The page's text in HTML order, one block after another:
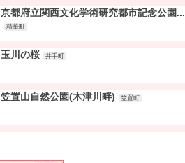
京都府立関西文化学術研究都市記念公園...
精華町
玉川の桜 井手町
笠置山自然公園(木津川畔) 笠置町